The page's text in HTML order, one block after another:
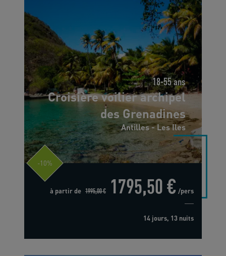
18-55 ans
Croisière voilier archipel
des Grenadines
Antilles - Les Iles
-10%
à partir de 1995,00 € 1795,50 € /pers
14 jours, 13 nuits